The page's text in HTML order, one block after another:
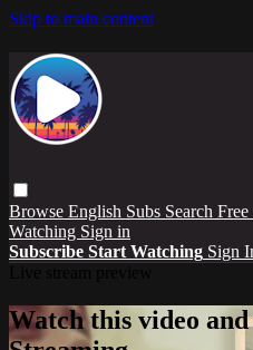
Skip to main content
Browse English Subs Search Free
Watching Sign in
Subscribe Start Watching Sign
Watch this video